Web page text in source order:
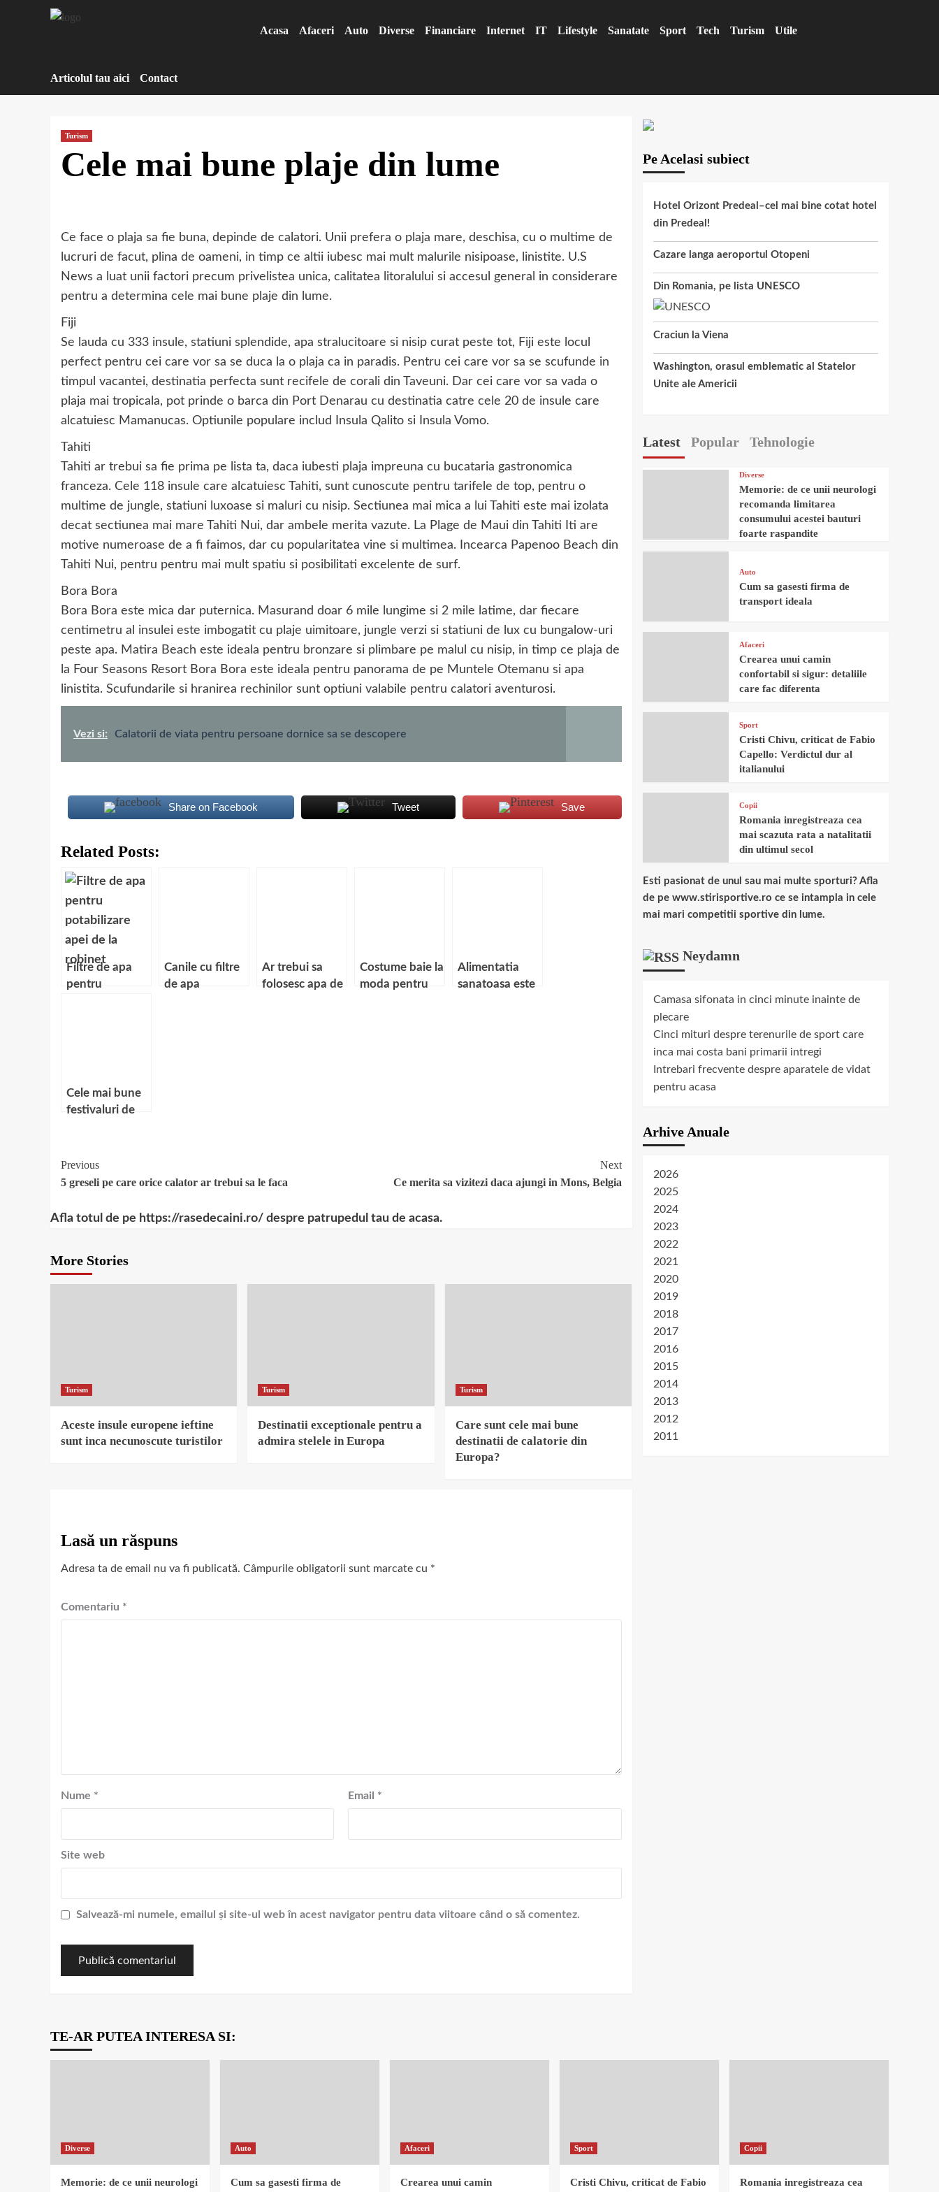
Acasa Afaceri Auto Diverse Financiare Internet IT Lifestyle Sanatate Sport Tech Turism Utile
Articolul tau aici Contact
Turism
Cele mai bune plaje din lume
Ce face o plaja sa fie buna, depinde de calatori. Unii prefera o plaja mare, deschisa, cu o multime de
lucruri de facut, plina de oameni, in timp ce altii iubesc mai mult malurile nisipoase, linistite. U.S
News a luat unii factori precum privelistea unica, calitatea litoralului si accesul general in considerare
pentru a determina cele mai bune plaje din lume.
Fiji
Se lauda cu 333 insule, statiuni splendide, apa stralucitoare si nisip curat peste tot, Fiji este locul
perfect pentru cei care vor sa se duca la o plaja ca in paradis. Pentru cei care vor sa se scufunde in
timpul vacantei, destinatia perfecta sunt recifele de corali din Taveuni. Dar cei care vor sa vada o
plaja mai tropicala, pot prinde o barca din Port Denarau cu destinatia catre cele 20 de insule care
alcatuiesc Mamanucas. Optiunile populare includ Insula Qalito si Insula Vomo.
Tahiti
Tahiti ar trebui sa fie prima pe lista ta, daca iubesti plaja impreuna cu bucataria gastronomica
franceza. Cele 118 insule care alcatuiesc Tahiti, sunt cunoscute pentru tarifele de top, pentru o
multime de jungle, statiuni luxoase si maluri cu nisip. Sectiunea mai mica a lui Tahiti este mai izolata
decat sectiunea mai mare Tahiti Nui, dar ambele merita vazute. La Plage de Maui din Tahiti Iti are
motive numeroase de a fi faimos, dar cu popularitatea vine si multimea. Incearca Papenoo Beach din
Tahiti Nui, pentru pentru mai mult spatiu si posibilitati excelente de surf.
Bora Bora
Bora Bora este mica dar puternica. Masurand doar 6 mile lungime si 2 mile latime, dar fiecare
centimetru al insulei este imbogatit cu plaje uimitoare, jungle verzi si statiuni de lux cu bungalow-uri
peste apa. Matira Beach este ideala pentru bronzare si plimbare pe malul cu nisip, in timp ce plaja de
la Four Seasons Resort Bora Bora este ideala pentru panorama de pe Muntele Otemanu si apa
linistita. Scufundarile si hranirea rechinilor sunt optiuni valabile pentru calatori aventurosi.
Vezi si: Calatorii de viata pentru persoane dornice sa se descopere
Share on Facebook Tweet Save
Related Posts:
Filtre de apa
pentru
Canile cu filtre
de apa
Ar trebui sa
folosesc apa de
Costume baie la
moda pentru
Alimentatia
sanatoasa este
Cele mai bune
festivaluri de
Continue
Reading
Previous
5 greseli pe care orice calator ar trebui sa le faca
Next
Ce merita sa vizitezi daca ajungi in Mons, Belgia
Afla totul de pe https://rasedecaini.ro/ despre patrupedul tau de acasa.
More Stories
Turism
Aceste insule europene ieftine
sunt inca necunoscute turistilor
Turism
Destinatii exceptionale pentru a
admira stelele in Europa
Turism
Care sunt cele mai bune
destinatii de calatorie din
Europa?
Lasă un răspuns
Adresa ta de email nu va fi publicată. Câmpurile obligatorii sunt marcate cu *
Comentariu *
Nume * Email *
Site web
Salvează-mi numele, emailul și site-ul web în acest navigator pentru data viitoare când o să comentez.
Pe Acelasi subiect
Hotel Orizont Predeal–cel mai bine cotat hotel
din Predeal!
Cazare langa aeroportul Otopeni
Din Romania, pe lista UNESCO
Craciun la Viena
Washington, orasul emblematic al Statelor
Unite ale Americii
Latest Popular Tehnologie
Diverse
Memorie: de ce unii neurologi
recomanda limitarea
consumului acestei bauturi
foarte raspandite
Auto
Cum sa gasesti firma de
transport ideala
Afaceri
Crearea unui camin
confortabil si sigur: detaliile
care fac diferenta
Sport
Cristi Chivu, criticat de Fabio
Capello: Verdictul dur al
italianului
Copii
Romania inregistreaza cea
mai scazuta rata a natalitatii
din ultimul secol
Esti pasionat de unul sau mai multe sporturi? Afla
de pe www.stirisportive.ro ce se intampla in cele
mai mari competitii sportive din lume.
Neydamn
Camasa sifonata in cinci minute inainte de
plecare
Cinci mituri despre terenurile de sport care
inca mai costa bani primarii intregi
Intrebari frecvente despre aparatele de vidat
pentru acasa
Arhive Anuale
2026
2025
2024
2023
2022
2021
2020
2019
2018
2017
2016
2015
2014
2013
2012
2011
TE-AR PUTEA INTERESA SI:
Diverse
Memorie: de ce unii neurologi
Auto
Cum sa gasesti firma de
Afaceri
Crearea unui camin
Sport
Cristi Chivu, criticat de Fabio
Copii
Romania inregistreaza cea